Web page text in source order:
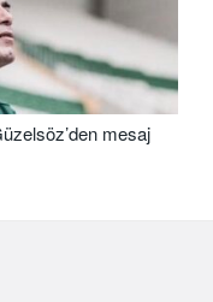
mesaj